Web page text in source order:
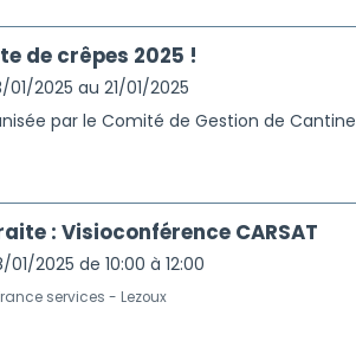
de crêpes 2025 !
01/2025 au 21/01/2025
par le Comité de Gestion de Cantine
: Visioconférence CARSAT
01/2025 de 10:00 à 12:00
services - Lezoux